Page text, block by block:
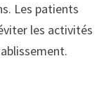
Les patients
les activités